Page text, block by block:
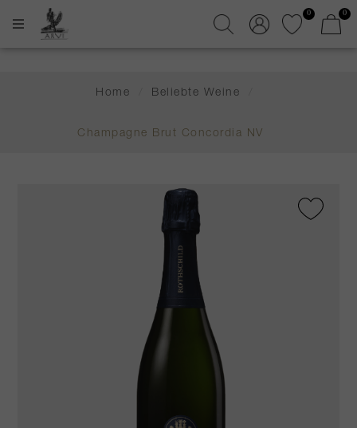
0 0
Home Beliebte Weine
Champagne Brut Concordia NV